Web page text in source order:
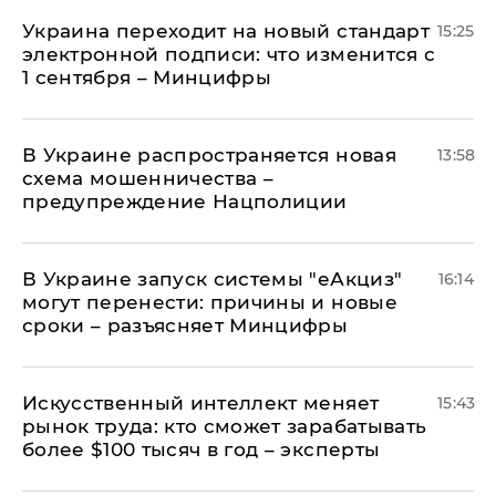
Украина переходит на новый стандарт
электронной подписи: что изменится с
1 сентября – Минцифры
15:25
В Украине распространяется новая
схема мошенничества –
предупреждение Нацполиции
13:58
В Украине запуск системы "еАкциз"
могут перенести: причины и новые
сроки – разъясняет Минцифры
16:14
Искусственный интеллект меняет
рынок труда: кто сможет зарабатывать
более $100 тысяч в год – эксперты
15:43